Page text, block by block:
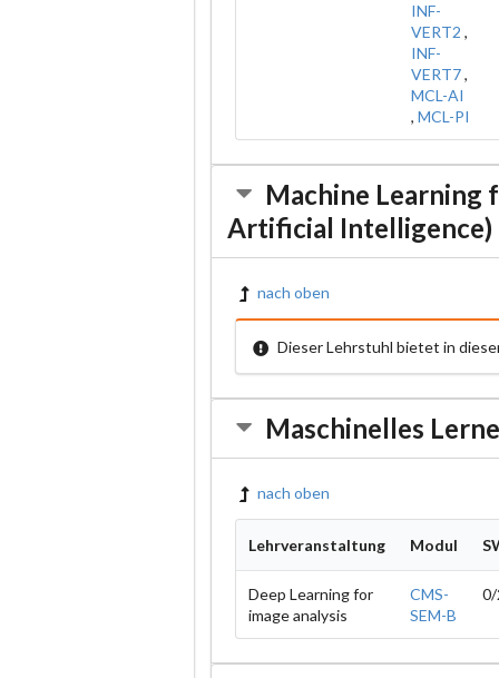
INF-
VERT2 ,
INF-
VERT7,
MCL-AI
, MCL-PI
Machine Learning
Artificial Intelligence)
nach oben
Dieser Lehrstuhl bietet in
Maschinelles
nach oben
Lehrveranstaltung Modul
Deep Learning for
image analysis
CMS-
SEM-B